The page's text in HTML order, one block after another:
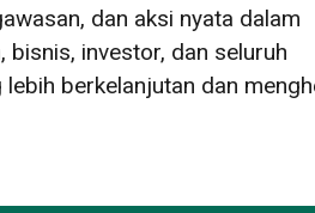
dan aksi nyata dalam
investor, dan seluruh
berkelanjutan dan